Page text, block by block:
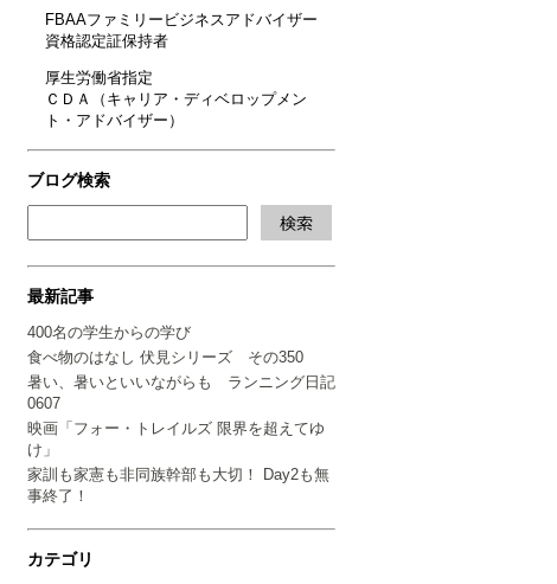
FBAAファミリービジネスアドバイザー
資格認定証保持者
厚生労働省指定
ＣＤＡ（キャリア・ディベロップメン
ト・アドバイザー）
ブログ検索
最新記事
400名の学生からの学び
食べ物のはなし 伏見シリーズ その350
暑い、暑いといいながらも ランニング日記
0607
映画「フォー・トレイルズ 限界を超えてゆ
け」
家訓も家憲も非同族幹部も大切！ Day2も無
事終了！
カテゴリ